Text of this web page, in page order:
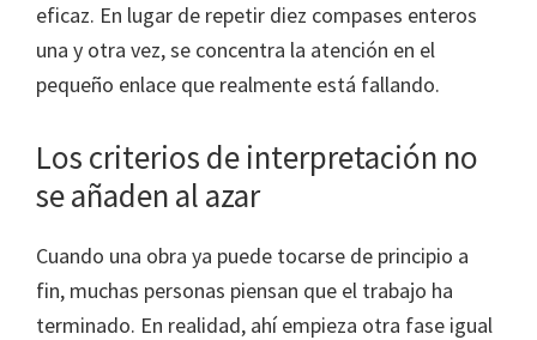
eficaz. En lugar de repetir diez compases enteros
una y otra vez, se concentra la atención en el
pequeño enlace que realmente está fallando.
Los criterios de interpretación no
se añaden al azar
Cuando una obra ya puede tocarse de principio a
fin, muchas personas piensan que el trabajo ha
terminado. En realidad, ahí empieza otra fase igual